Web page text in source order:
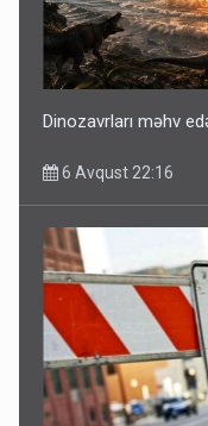
Dinozavrları məhv
6 Avqust 22:16